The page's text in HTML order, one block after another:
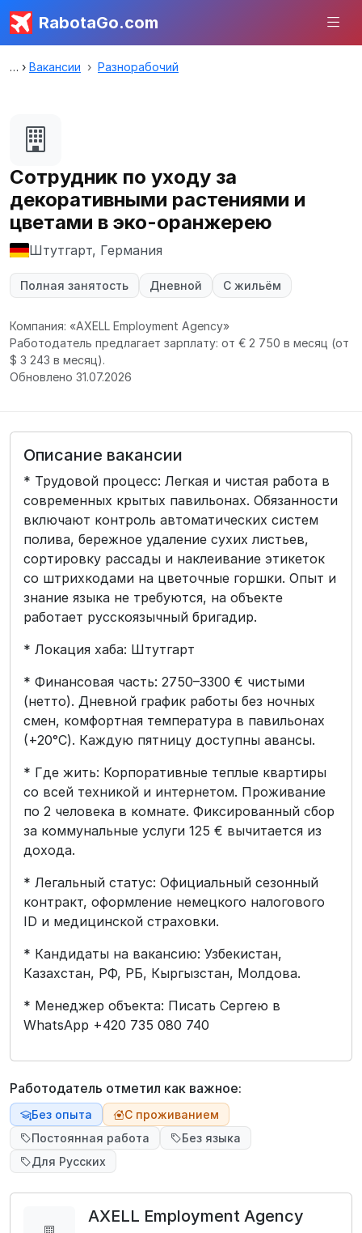
RabotaGo.com
Вакансии Разнорабочий
Сотрудник по уходу за
декоративными растениями и
цветами в эко-оранжерею
Штутгарт, Германия
Полная занятость Дневной С жильём
Компания: «AXELL Employment Agency»
Работодатель предлагает зарплату: от € 2 750 в месяц (от
$ 3 243 в месяц).
Обновлено 31.07.2026
Описание вакансии
* Трудовой процесс: Легкая и чистая работа в
современных крытых павильонах. Обязанности
включают контроль автоматических систем
полива, бережное удаление сухих листьев,
сортировку рассады и наклеивание этикеток
со штрихкодами на цветочные горшки. Опыт и
знание языка не требуются, на объекте
работает русскоязычный бригадир.
* Локация хаба: Штутгарт
* Финансовая часть: 2750–3300 € чистыми
(нетто). Дневной график работы без ночных
смен, комфортная температура в павильонах
(+20°C). Каждую пятницу доступны авансы.
* Где жить: Корпоративные теплые квартиры
со всей техникой и интернетом. Проживание
по 2 человека в комнате. Фиксированный сбор
за коммунальные услуги 125 € вычитается из
дохода.
* Легальный статус: Официальный сезонный
контракт, оформление немецкого налогового
ID и медицинской страховки.
* Кандидаты на вакансию: Узбекистан,
Казахстан, РФ, РБ, Кыргызстан, Молдова.
* Менеджер объекта: Писать Сергею в
WhatsApp +420 735 080 740
Работодатель отметил как важное:
Без опыта
С проживанием
Постоянная работа
Без языка
Для Русских
AXELL Employment Agency